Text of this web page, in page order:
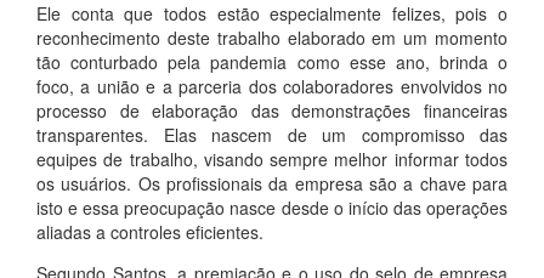
Ele conta que todos estão especialmente felizes, pois o
reconhecimento deste trabalho elaborado em um momento
tão conturbado pela pandemia como esse ano, brinda o
foco, a união e a parceria dos colaboradores envolvidos no
processo de elaboração das demonstrações financeiras
transparentes. Elas nascem de um compromisso das
equipes de trabalho, visando sempre melhor informar todos
os usuários. Os profissionais da empresa são a chave para
isto e essa preocupação nasce desde o início das operações
aliadas a controles eficientes.
Segundo Santos, a premiação e o uso do selo de empresa